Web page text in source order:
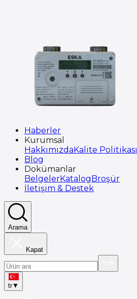
Haberler
Kurumsal
HakkımızdaKalite Politikası
Blog
Dokümanlar
BelgelerKatalogBroşür
İletişim & Destek
Arama
Kapat
tr▼